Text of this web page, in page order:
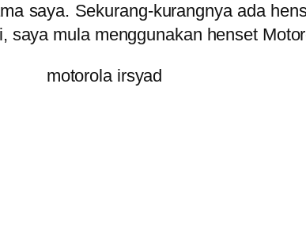
saya. Sekurang-kurangnya ada
saya mula menggunakan henset